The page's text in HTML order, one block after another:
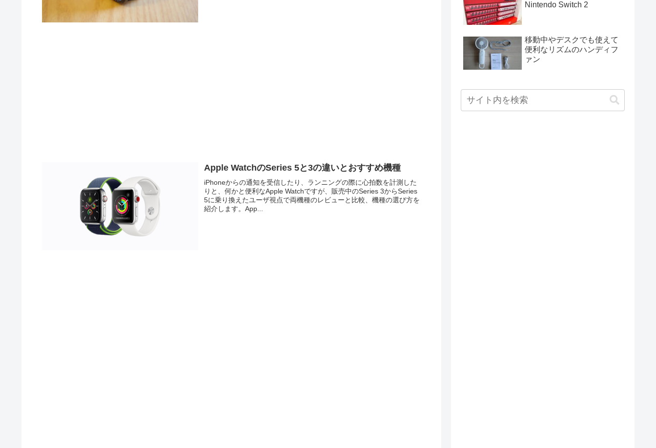
Apple WatchのSeries 5と3の違いとおすすめ機種
iPhoneからの通知を受信したり、ランニングの際に心拍数を計測した
りと、何かと便利なApple Watchですが、販売中のSeries 3からSeries
5に乗り換えたユーザ視点で両機種のレビューと比較、機種の選び方を
紹介します。App...
Nintendo Switch 2
移動中やデスクでも使えて
便利なリズムのハンディフ
ァン